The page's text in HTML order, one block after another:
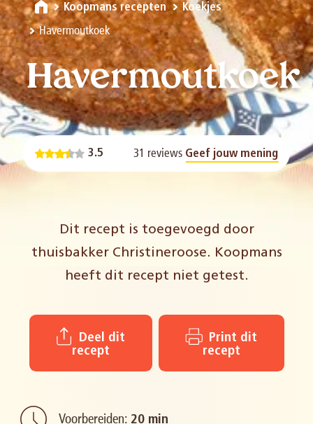
Koopmans recepten Koekjes
Havermoutkoek
Havermoutkoek
3.5 31 reviews Geef jouw mening
Dit recept is toegevoegd door
thuisbakker Christineroose. Koopmans
heeft dit recept niet getest.
recept
recept
Voorbereiden: 20 min